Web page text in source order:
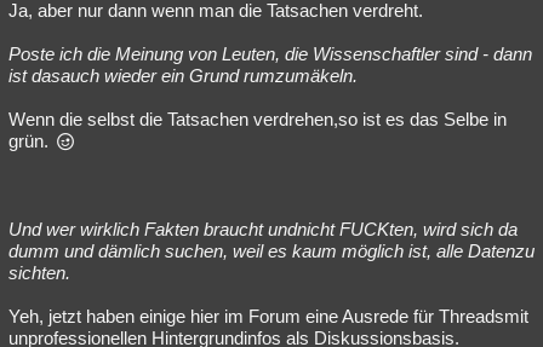
Ja, aber nur dann wenn man die Tatsachen verdreht.
Poste ich die Meinung von Leuten, die Wissenschaftler sind - dann
ist dasauch wieder ein Grund rumzumäkeln.
Wenn die selbst die Tatsachen verdrehen,so ist es das Selbe in
grün.
Und wer wirklich Fakten braucht undnicht FUCKten, wird sich da
dumm und dämlich suchen, weil es kaum möglich ist, alle Datenzu
sichten.
Yeh, jetzt haben einige hier im Forum eine Ausrede für Threadsmit
unprofessionellen Hintergrundinfos als Diskussionsbasis.